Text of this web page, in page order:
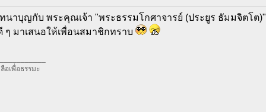
นาบุญกับ พระคุณเจ้า "พระธรรมโกศาจารย์ (ประยูร ธัมมจิตโต
ๆ มาเสนอให้เพื่อนสมาชิกทราบ
อเพื่อธรรมะ